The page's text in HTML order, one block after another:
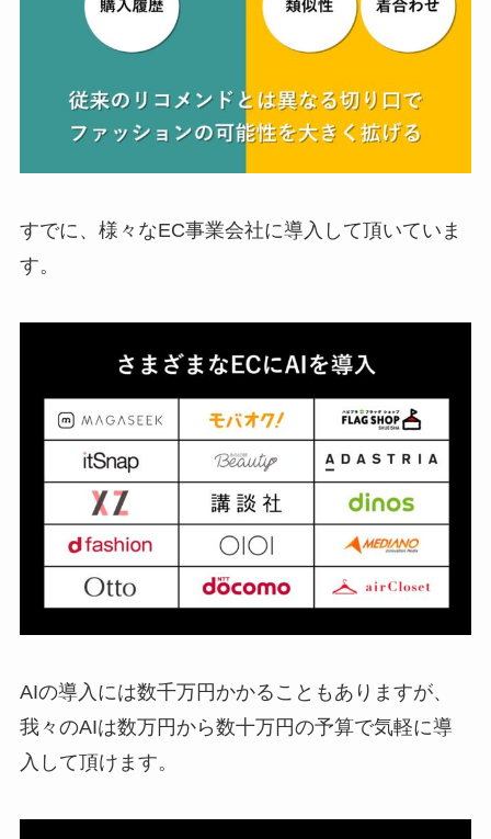
すでに、様々なEC事業会社に導入して頂いていま
す。
AIの導入には数千万円かかることもありますが、
我々のAIは数万円から数十万円の予算で気軽に導
入して頂けます。